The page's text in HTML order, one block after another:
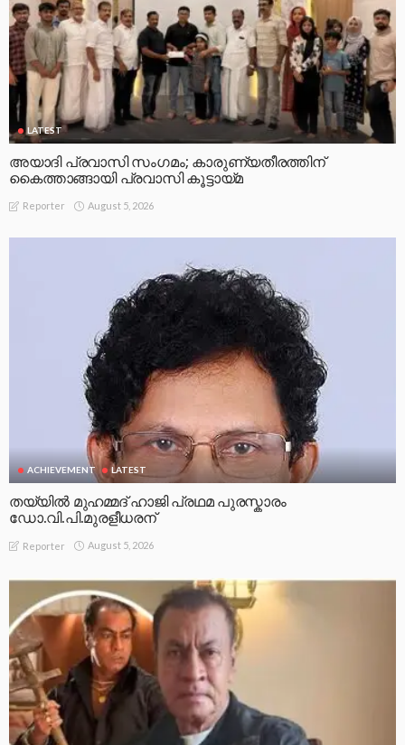
LATEST
അയാദി പ്രവാസി സംഗമം; കാരുണ്യതീരത്തിന്
കൈത്താങ്ങായി പ്രവാസി കൂട്ടായ്മ
Reporter August 5, 2026
ACHIEVEMENT LATEST
തയ്യിൽ മുഹമ്മദ് ഹാജി പ്രഥമ പുരസ്കാരം
ഡോ.വി.പി.മുരളീധരന്
Reporter August 5, 2026